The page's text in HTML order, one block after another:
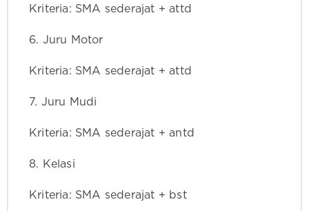
Kriteria: SMA sederajat + attd
6. Juru Motor
Kriteria: SMA sederajat + attd
7. Juru Mudi
Kriteria: SMA sederajat + antd
8. Kelasi
Kriteria: SMA sederajat + bst